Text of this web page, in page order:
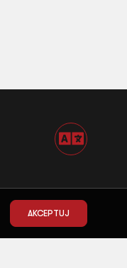
AKCEPTUJ